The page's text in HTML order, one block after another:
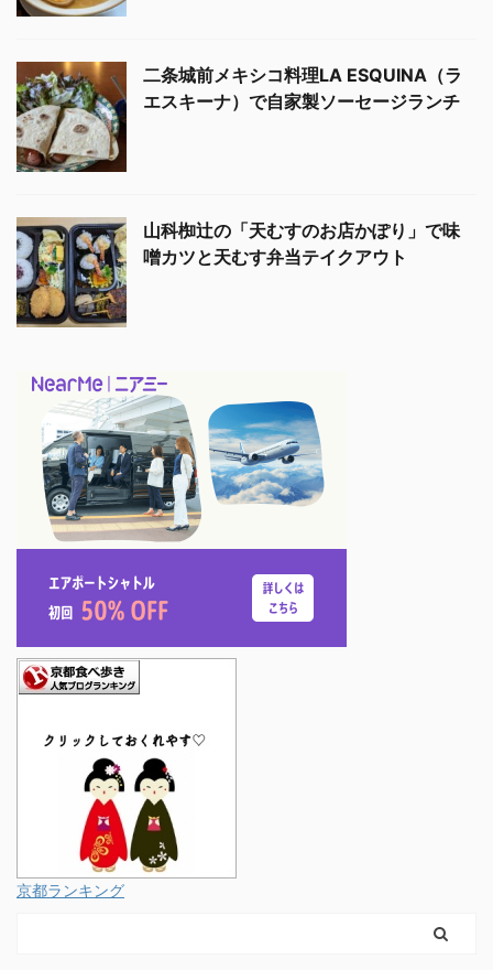
二条城前メキシコ料理LA ESQUINA（ラ
エスキーナ）で自家製ソーセージランチ
山科椥辻の「天むすのお店かぽり」で味
噌カツと天むす弁当テイクアウト
京都ランキング